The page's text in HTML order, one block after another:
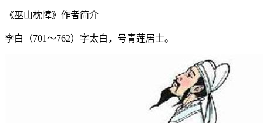
《巫山枕障》作者简介
李白（701～762）字太白，号青莲居士。